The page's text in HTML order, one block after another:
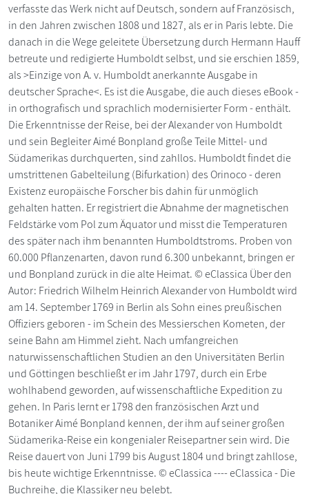
verfasste das Werk nicht auf Deutsch, sondern auf Französisch,
in den Jahren zwischen 1808 und 1827, als er in Paris lebte. Die
danach in die Wege geleitete Übersetzung durch Hermann Hauff
betreute und redigierte Humboldt selbst, und sie erschien 1859,
als >Einzige von A. v. Humboldt anerkannte Ausgabe in
deutscher Sprache<. Es ist die Ausgabe, die auch dieses eBook -
in orthografisch und sprachlich modernisierter Form - enthält.
Die Erkenntnisse der Reise, bei der Alexander von Humboldt
und sein Begleiter Aimé Bonpland große Teile Mittel- und
Südamerikas durchquerten, sind zahllos. Humboldt findet die
umstrittenen Gabelteilung (Bifurkation) des Orinoco - deren
Existenz europäische Forscher bis dahin für unmöglich
gehalten hatten. Er registriert die Abnahme der magnetischen
Feldstärke vom Pol zum Äquator und misst die Temperaturen
des später nach ihm benannten Humboldtstroms. Proben von
60.000 Pflanzenarten, davon rund 6.300 unbekannt, bringen er
und Bonpland zurück in die alte Heimat. © eClassica Über den
Autor: Friedrich Wilhelm Heinrich Alexander von Humboldt wird
am 14. September 1769 in Berlin als Sohn eines preußischen
Offiziers geboren - im Schein des Messierschen Kometen, der
seine Bahn am Himmel zieht. Nach umfangreichen
naturwissenschaftlichen Studien an den Universitäten Berlin
und Göttingen beschließt er im Jahr 1797, durch ein Erbe
wohlhabend geworden, auf wissenschaftliche Expedition zu
gehen. In Paris lernt er 1798 den französischen Arzt und
Botaniker Aimé Bonpland kennen, der ihm auf seiner großen
Südamerika-Reise ein kongenialer Reisepartner sein wird. Die
Reise dauert von Juni 1799 bis August 1804 und bringt zahllose,
bis heute wichtige Erkenntnisse. © eClassica ---- eClassica - Die
Buchreihe, die Klassiker neu belebt.